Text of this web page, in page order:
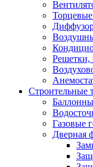
Строительные
Газовые
Дверная